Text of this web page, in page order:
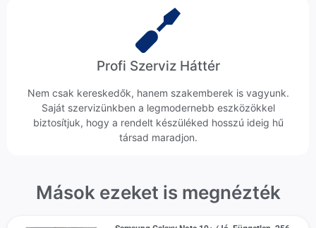
Profi Szerviz Háttér
Nem csak kereskedők, hanem szakemberek is vagyunk.
Saját szervizünkben a legmodernebb eszközökkel
biztosítjuk, hogy a rendelt készüléked hosszú ideig hű
társad maradjon.
Mások ezeket is megnézték